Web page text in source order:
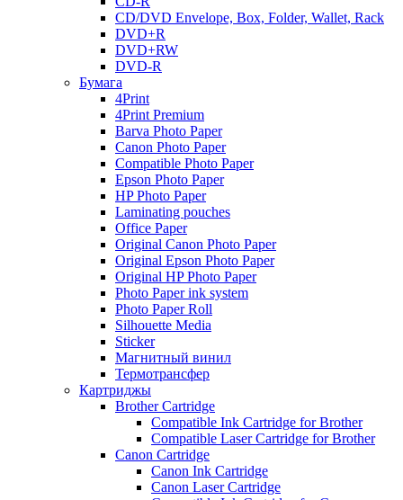
CD/DVD Envelope, Box, Folder, Wallet, Rack
DVD+R
DVD+RW
DVD-R
Бумага
4Print
4Print Premium
Barva Photo Paper
Canon Photo Paper
Compatible Photo Paper
Epson Photo Paper
HP Photo Paper
Laminating pouches
Office Paper
Original Canon Photo Paper
Original Epson Photo Paper
Original HP Photo Paper
Photo Paper ink system
Photo Paper Roll
Silhouette Media
Sticker
Магнитный винил
Термотрансфер
Картриджы
Brother Cartridge
Compatible Ink Cartridge for Brother
Compatible Laser Cartridge for Brother
Canon Cartridge
Canon Ink Cartridge
Canon Laser Cartridge